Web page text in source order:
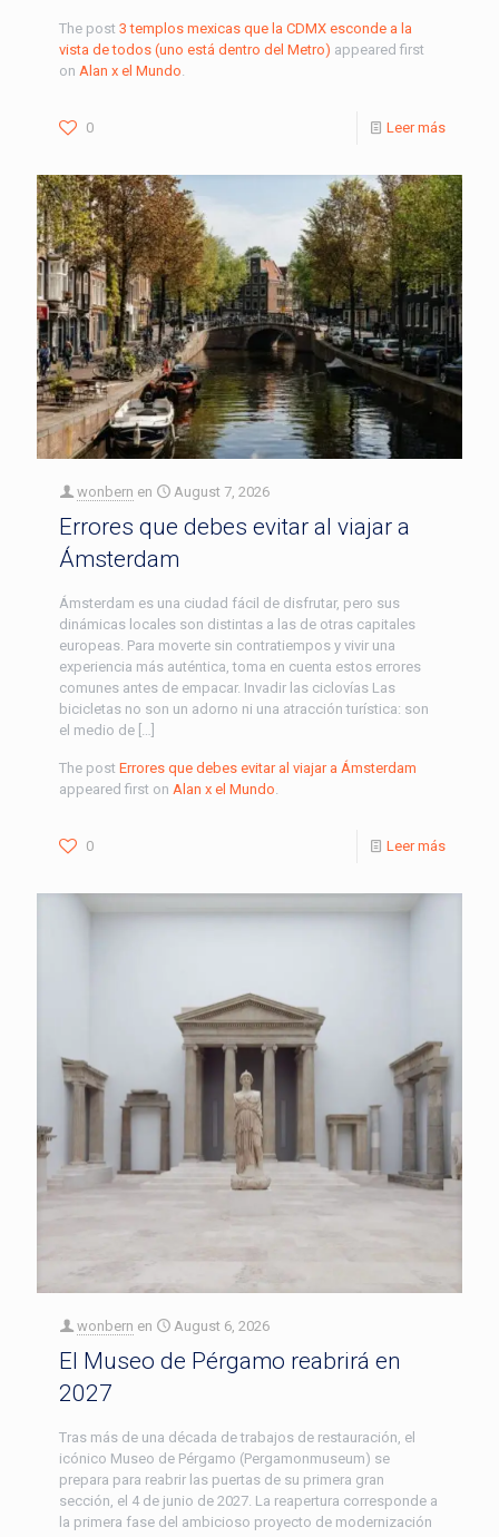
The post 3 templos mexicas que la CDMX esconde a la
vista de todos (uno está dentro del Metro) appeared first
on Alan x el Mundo.
0 Leer más
wonbern en August 7, 2026
Errores que debes evitar al viajar a
Ámsterdam
Ámsterdam es una ciudad fácil de disfrutar, pero sus
dinámicas locales son distintas a las de otras capitales
europeas. Para moverte sin contratiempos y vivir una
experiencia más auténtica, toma en cuenta estos errores
comunes antes de empacar. Invadir las ciclovías Las
bicicletas no son un adorno ni una atracción turística: son
el medio de […]
The post Errores que debes evitar al viajar a Ámsterdam
appeared first on Alan x el Mundo.
0 Leer más
wonbern en August 6, 2026
El Museo de Pérgamo reabrirá en
2027
Tras más de una década de trabajos de restauración, el
icónico Museo de Pérgamo (Pergamonmuseum) se
prepara para reabrir las puertas de su primera gran
sección, el 4 de junio de 2027. La reapertura corresponde a
la primera fase del ambicioso proyecto de modernización